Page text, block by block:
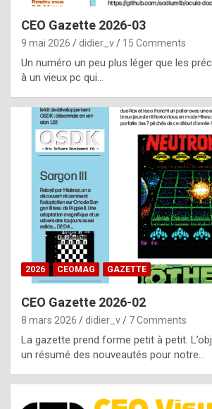
i
e
f
o
m
m
a
y
b
e
b
y
g
e
n
u
i
CEO Gazette 2026-03
9 mai 2026 didier_v 15 Comments
Un numéro un peu plus léger que les
à un vieux pc qui…
2026 CEOMAG GAZETTE
CEO Gazette 2026-02
8 mars 2026 didier_v 7 Comments
La gazette prend forme petit à petit.
un résumé des nouveautés pour notre…